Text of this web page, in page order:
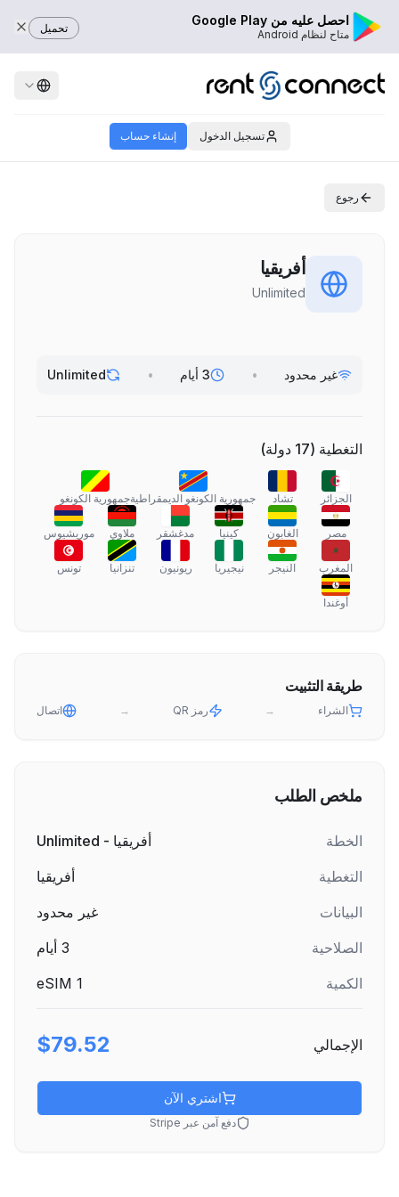
احصل عليه من Google Play
متاح لنظام Android تحميل
تسجيل الدخول إنشاء حساب
رجوع
أفريقيا
Unlimited
غير محدود • 3 أيام •
Unlimited
التغطية (
17 دولة)
الجزائر تشاد جمهورية الكونغو الديمقراطيةجمهورية الكونغو
مصر الغابون كينيا مدغشقر ملاوي موريشيوس
المغرب النيجر نيجيريا ريونيون تنزانيا تونس
أوغندا
طريقة التثبيت
الشراء → رمز QR → اتصال
ملخص الطلب
الخطة
أفريقيا - Unlimited
التغطية
أفريقيا
البيانات
غير محدود
الصلاحية
3 أيام
الكمية
1
الإجمالي $79.52
اشتري الآن
دفع آمن عبر Stripe